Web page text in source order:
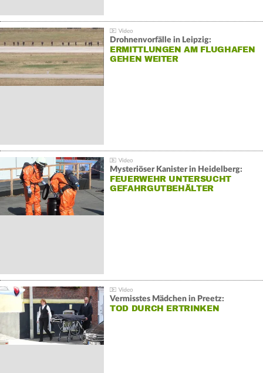
Drohnenvorfälle in Leipzig:
ERMITTLUNGEN AM FLUGHAFEN
GEHEN WEITER
Mysteriöser Kanister in Heidelberg:
FEUERWEHR UNTERSUCHT
GEFAHRGUTBEHÄLTER
Vermisstes Mädchen in Preetz:
TOD DURCH ERTRINKEN